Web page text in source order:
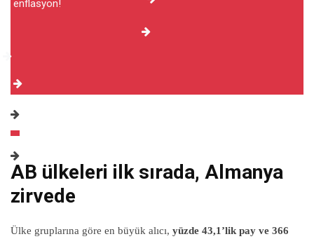
AB ülkeleri ilk sırada, Almanya
zirvede
Ülke gruplarına göre en büyük alıcı, yüzde 43,1’lik pay ve 366